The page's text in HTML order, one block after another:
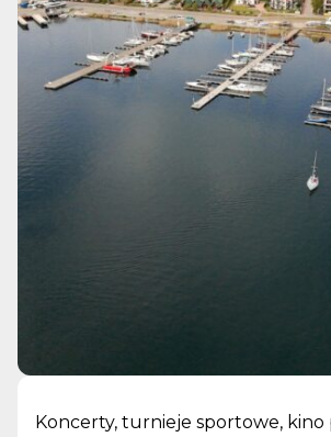
Koncerty, turnieje sportowe, kino